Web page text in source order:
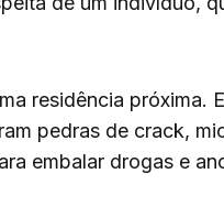
residência próxima.
pedras de crack,
embalar drogas e